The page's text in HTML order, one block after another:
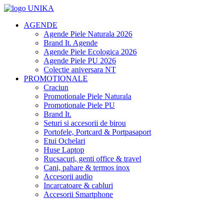
AGENDE
Agende Piele Naturala 2026
Brand It. Agende
Agende Piele Ecologica 2026
Agende Piele PU 2026
Colectie aniversara NT
PROMOTIONALE
Craciun
Promotionale Piele Naturala
Promotionale Piele PU
Brand It.
Seturi si accesorii de birou
Portofele, Portcard & Portpasaport
Etui Ochelari
Huse Laptop
Rucsacuri, genti office & travel
Cani, pahare & termos inox
Accesorii audio
Incarcatoare & cabluri
Accesorii Smartphone